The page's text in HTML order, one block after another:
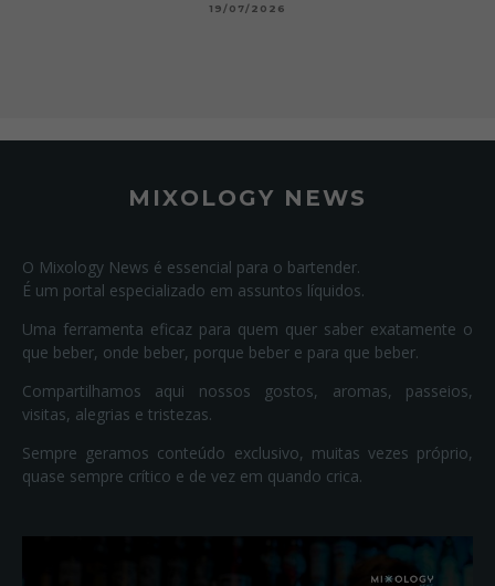
19/07/2026
MIXOLOGY NEWS
O Mixology News é essencial para o bartender.
É um portal especializado em assuntos líquidos.
Uma ferramenta eficaz para quem quer saber exatamente o
que beber, onde beber, porque beber e para que beber.
Compartilhamos aqui nossos gostos, aromas, passeios,
visitas, alegrias e tristezas.
Sempre geramos conteúdo exclusivo, muitas vezes próprio,
quase sempre crítico e de vez em quando crica.